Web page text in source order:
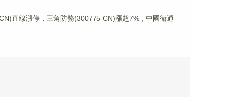
直線漲停，三角防務(300775-CN)漲超7%，中國衛通